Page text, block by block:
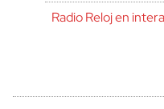
Radio Reloj en